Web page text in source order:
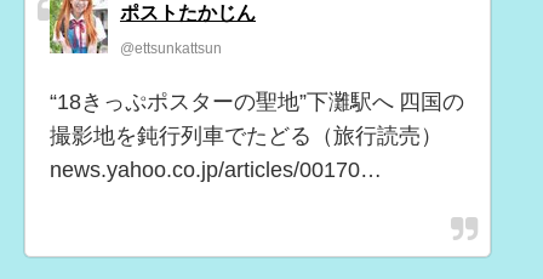
ポストたかじん
@ettsunkattsun
“18きっぷポスターの聖地”下灘駅へ 四国の
撮影地を鈍行列車でたどる（旅行読売）
news.yahoo.co.jp/articles/00170…